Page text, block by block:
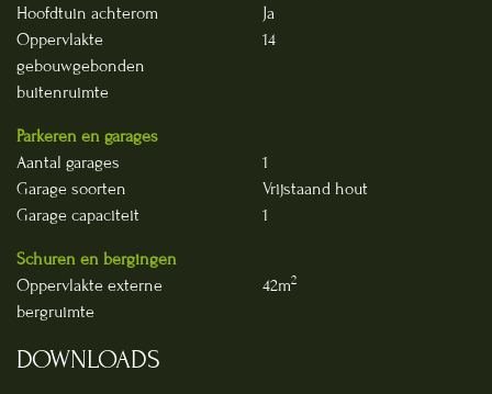
Hoofdtuin achterom
Ja
Oppervlakte
gebouwgebonden
buitenruimte
14
Parkeren en garages
Aantal garages
1
Garage soorten
Vrijstaand hout
Garage capaciteit
1
Schuren en bergingen
Oppervlakte externe
bergruimte
42m2
DOWNLOADS